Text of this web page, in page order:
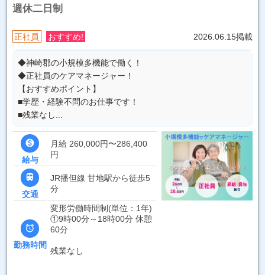
週休二日制
正社員 おすすめ! 2026.06.15掲載
◆神崎郡の小規模多機能で働く！
◆正社員のケアマネージャー！
【おすすめポイント】
■学歴・経験不問のお仕事です！
■残業なし...

給与
月給 260,000円〜286,400
円

交通
JR播但線 甘地駅から徒歩5
分

勤務時間
変形労働時間制(単位：1年)
①9時00分～18時00分 休憩
60分
残業なし